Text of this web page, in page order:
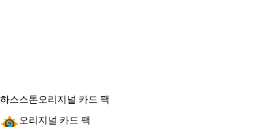
하스스톤오리지널 카드 팩
오리지널 카드 팩